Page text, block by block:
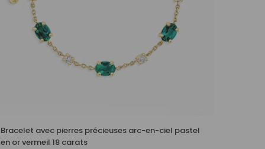
Bracelet avec pierres précieuses arc-en-ciel pastel
en or vermeil 18 carats